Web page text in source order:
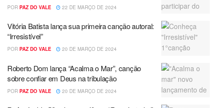
POR PAZ DO VALE 22 DE MARÇO DE 2024
Vitória Batista lança sua primeira canção autoral:
“Irresistível”
POR PAZ DO VALE 20 DE MARÇO DE 2024
Roberto Dom lança “Acalma o Mar”, canção
sobre confiar em Deus na tribulação
POR PAZ DO VALE 20 DE MARÇO DE 2024